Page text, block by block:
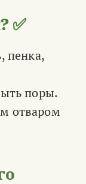
✅
пенка,
поры.
отваром